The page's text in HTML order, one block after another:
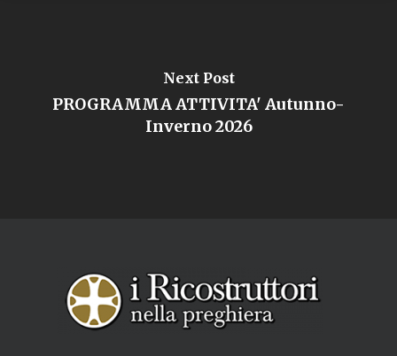
Next Post
PROGRAMMA ATTIVITA' Autunno-
Inverno 2026